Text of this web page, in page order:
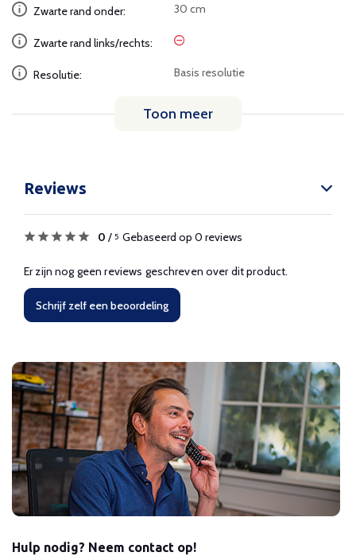
Zwarte rand onder: 30 cm
Zwarte rand links/rechts:
Resolutie: Basis resolutie
Toon meer
Reviews
0 / 5 Gebaseerd op 0 reviews
Er zijn nog geen reviews geschreven over dit product.
Schrijf zelf een beoordeling
Hulp nodig? Neem contact op!